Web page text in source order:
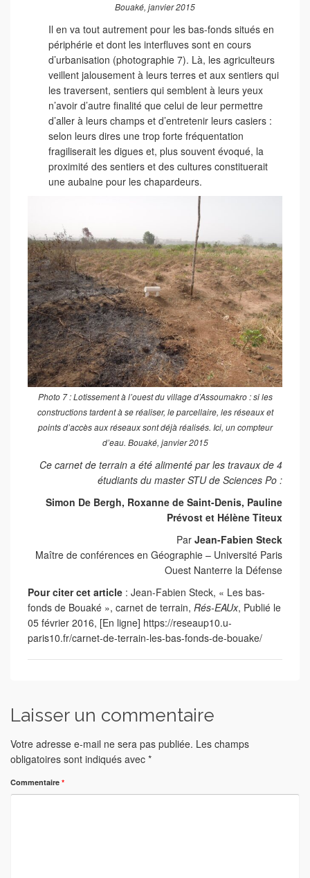
Bouaké, janvier 2015
Il en va tout autrement pour les bas-fonds situés en
périphérie et dont les interfluves sont en cours
d’urbanisation (photographie 7). Là, les agriculteurs
veillent jalousement à leurs terres et aux sentiers qui
les traversent, sentiers qui semblent à leurs yeux
n’avoir d’autre finalité que celui de leur permettre
d’aller à leurs champs et d’entretenir leurs casiers :
selon leurs dires une trop forte fréquentation
fragiliserait les digues et, plus souvent évoqué, la
proximité des sentiers et des cultures constituerait
une aubaine pour les chapardeurs.
Photo 7 : Lotissement à l’ouest du village d’Assoumakro : si les
constructions tardent à se réaliser, le parcellaire, les réseaux et
points d’accès aux réseaux sont déjà réalisés. Ici, un compteur
d’eau. Bouaké, janvier 2015
Ce carnet de terrain a été alimenté par les travaux de 4
étudiants du master STU de Sciences Po :
Simon De Bergh, Roxanne de Saint-Denis, Pauline
Prévost et Hélène Titeux
Par Jean-Fabien Steck
Maître de conférences en Géographie – Université Paris
Ouest Nanterre la Défense
Pour citer cet article : Jean-Fabien Steck, « Les bas-
fonds de Bouaké », carnet de terrain, Rés-EAUx, Publié le
05 février 2016, [En ligne] https://reseaup10.u-
paris10.fr/carnet-de-terrain-les-bas-fonds-de-bouake/
Laisser un commentaire
Votre adresse e-mail ne sera pas publiée. Les champs
obligatoires sont indiqués avec *
Commentaire *